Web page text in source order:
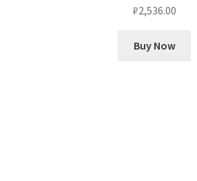
₽2,536.00
Buy Now